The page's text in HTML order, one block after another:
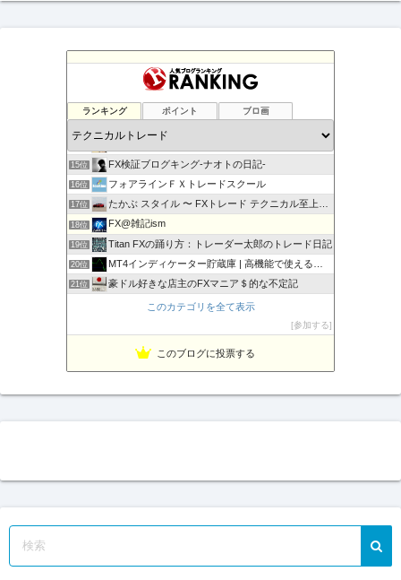
ランキング ポイント ブロ画
負けない！無料「Immortal_EA」究極システムトレード
12位 テクニカル分析
現役サラリーマンの副業FX/デイトレーダーの収支報告ブログ
15位 FX検証ブログキング-ナオトの日記-
16位 フォアラインＦＸトレードスクール
17位 たかぶ スタイル 〜 FXトレード テクニカル至上主義！
18位 FX@雑記ism
19位 Titan FXの踊り方：トレーダー太郎のトレード日記
20位 MT4インディケーター貯蔵庫 | 高機能で使えるインジをご…
21位 豪ドル好きな店主のFXマニア＄的な不定記
MT5インディケーター貯蔵庫
このカテゴリを全て表示
参加する
このブログに投票する